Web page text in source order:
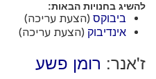
להשיג בחנויות הבאות:
ביבוקס (הצעת עריכה)
אינדיבוק (הצעת עריכה)
ז'אנר: רומן פשע